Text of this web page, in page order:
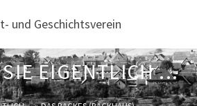
und Geschichtsverein
EIGENTLICH ...